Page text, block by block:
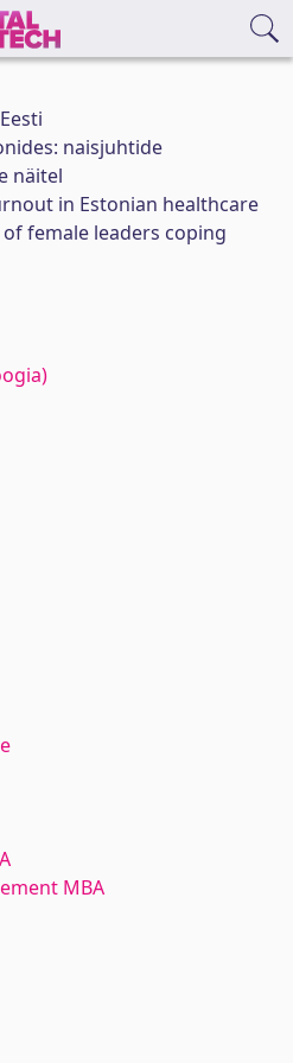
naisjuhtide
näitel
in Estonian healthcare
female leaders coping
MBA